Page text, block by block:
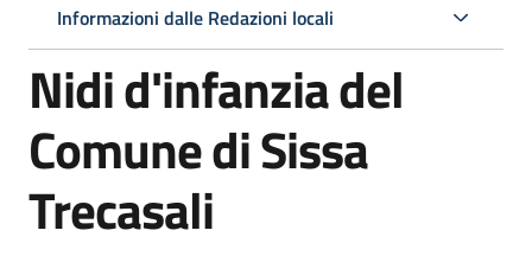
Servizi
Centri
per
le
Informazioni dalle Redazioni locali
Nidi d'infanzia del
Comune di Sissa
Trecasali